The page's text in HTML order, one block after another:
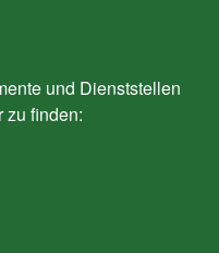
und Dienststellen
zu finden: